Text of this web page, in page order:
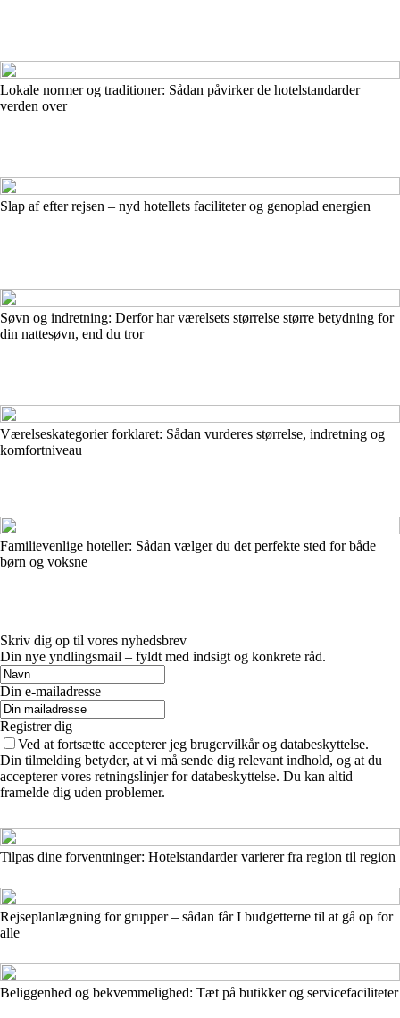
Lokale normer og traditioner: Sådan påvirker de hotelstandarder
verden over
Slap af efter rejsen – nyd hotellets faciliteter og genoplad energien
Søvn og indretning: Derfor har værelsets størrelse større betydning for
din nattesøvn, end du tror
Værelseskategorier forklaret: Sådan vurderes størrelse, indretning og
komfortniveau
Familievenlige hoteller: Sådan vælger du det perfekte sted for både
børn og voksne
Skriv dig op til vores nyhedsbrev
Din nye yndlingsmail – fyldt med indsigt og konkrete råd.
Din e-mailadresse
Registrer dig
Ved at fortsætte accepterer jeg brugervilkår og databeskyttelse.
Din tilmelding betyder, at vi må sende dig relevant indhold, og at du
accepterer vores retningslinjer for databeskyttelse. Du kan altid
framelde dig uden problemer.
Tilpas dine forventninger: Hotelstandarder varierer fra region til region
Rejseplanlægning for grupper – sådan får I budgetterne til at gå op for
alle
Beliggenhed og bekvemmelighed: Tæt på butikker og servicefaciliteter